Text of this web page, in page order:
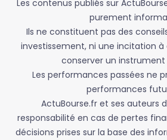
Les contenus publiés sur
purement
Ils ne constituent pas des
investissement, ni une incitation
conserver un
Les performances passées ne
performances
ActuBourse.fr et ses auteurs
responsabilité en cas de pertes
décisions prises sur la base des